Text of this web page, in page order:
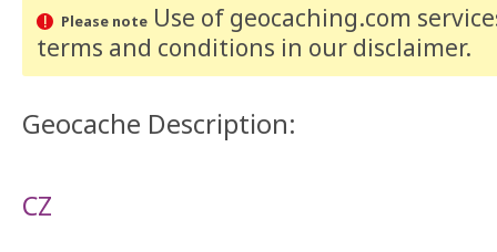
Please noteUse of geocaching.com
terms and conditions in our disclaimer.
Geocache Description:
CZ